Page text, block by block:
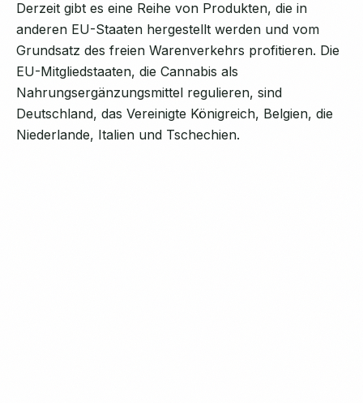
Derzeit gibt es eine Reihe von Produkten, die in
anderen EU-Staaten hergestellt werden und vom
Grundsatz des freien Warenverkehrs profitieren. Die
EU-Mitgliedstaaten, die Cannabis als
Nahrungsergänzungsmittel regulieren, sind
Deutschland, das Vereinigte Königreich, Belgien, die
Niederlande, Italien und Tschechien.